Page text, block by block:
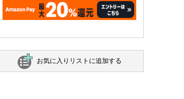
お気に入りリストに追加する